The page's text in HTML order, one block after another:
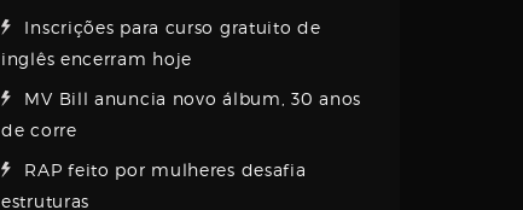
Inscrições para curso gratuito de
inglês encerram hoje
MV Bill anuncia novo álbum, 30 anos
de corre
RAP feito por mulheres desafia
estruturas